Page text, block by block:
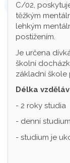
C/02,
těžkým
lehkým
postižením.
Je určena
školní
základní škole
Délka
- 2 roky studia
- denní studium
- studium je